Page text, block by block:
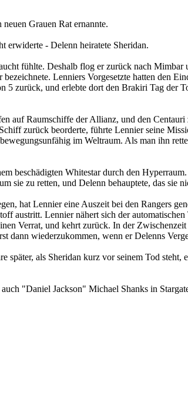
Grauen Rat ernannte.
erwiderte - Delenn heiratete Sheridan.
fühlte. Deshalb flog er zurück nach Mimbar
Lenniers Vorgesetzte hatten den
zurück, und erlebte dort den Brakiri Tag der
auf Raumschiffe der Allianz, und den
zurück beorderte, führte Lennier seine
im Weltraum. Als man ihn
beschädigten Whitestar durch den
sie zu retten, und Delenn behauptete, das sie
hat Lennier eine Auszeit bei den Rangers
austritt. Lennier nähert sich der
Verrat, und kehrt zurück. In der Zwischenzeit
dann wiederzukommen, wenn er Delenns
als Sheridan kurz vor seinem Tod steht,
"Daniel Jackson" Michael Shanks in